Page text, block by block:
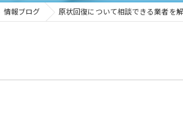
情報ブログ 原状回復について相談できる業者を